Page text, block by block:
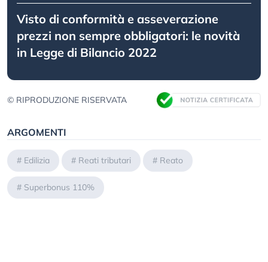
Visto di conformità e asseverazione
prezzi non sempre obbligatori: le novità
in Legge di Bilancio 2022
© RIPRODUZIONE RISERVATA
ARGOMENTI
# Edilizia # Reati tributari # Reato
# Superbonus 110%